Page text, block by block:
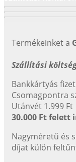
Termékeinket a
Szállítási
Bankkártyás
Csomagpontra
Utánvét 1.999 Ft
30.000 Ft felett
Nagyméretű és
díjat külön